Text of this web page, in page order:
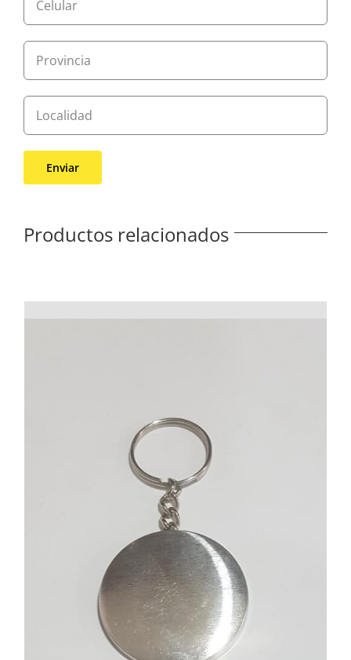
Productos relacionados